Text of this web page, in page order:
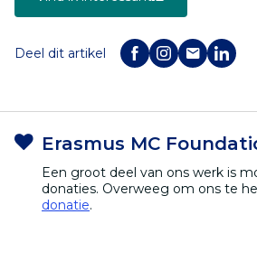
Deel dit artikel
Erasmus MC
Een groot deel van ons werk is
donaties. Overweeg om ons te
donatie.